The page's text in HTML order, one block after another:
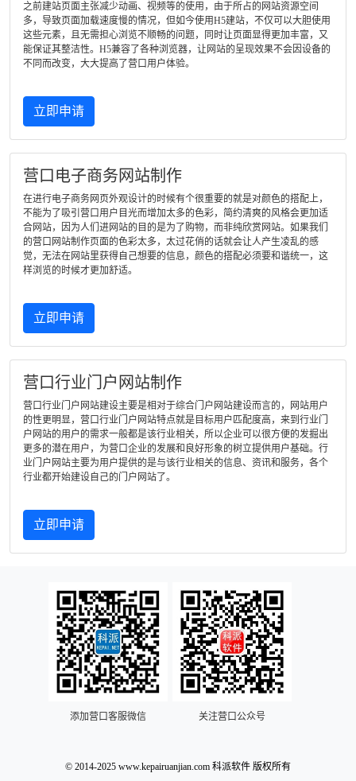
之前建站页面主张减少动画、视频等的使用，由于所占的网站资源空间
多，导致页面加载速度慢的情况，但如今使用H5建站，不仅可以大胆使用
这些元素，且无需担心浏览不顺畅的问题，同时让页面显得更加丰富，又
能保证其整洁性。H5兼容了各种浏览器，让网站的呈现效果不会因设备的
不同而改变，大大提高了营口用户体验。
立即申请
营口电子商务网站制作
在进行电子商务网页外观设计的时候有个很重要的就是对颜色的搭配上，
不能为了吸引营口用户目光而增加太多的色彩，简约清爽的风格会更加适
合网站，因为人们进网站的目的是为了购物，而非纯欣赏网站。如果我们
的营口网站制作页面的色彩太多，太过花俏的话就会让人产生凌乱的感
觉，无法在网站里获得自己想要的信息，颜色的搭配必须要和谐统一，这
样浏览的时候才更加舒适。
立即申请
营口行业门户网站制作
营口行业门户网站建设主要是相对于综合门户网站建设而言的，网站用户
的性更明显，营口行业门户网站特点就是目标用户匹配度高，来到行业门
户网站的用户的需求一般都是该行业相关，所以企业可以很方便的发掘出
更多的潜在用户，为营口企业的发展和良好形象的树立提供用户基础。行
业门户网站主要为用户提供的是与该行业相关的信息、资讯和服务，各个
行业都开始建设自己的门户网站了。
立即申请
添加营口客服微信 关注营口公众号
© 2014-2025 www.kepairuanjian.com 科派软件 版权所有